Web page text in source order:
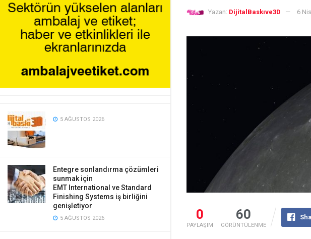
5 AĞUSTOS 2026
Entegre sonlandırma çözümleri
sunmak için
EMT International ve Standard
Finishing Systems iş birliğini
genişletiyor
5 AĞUSTOS 2026
Yazan: DijitalBaskıve3D 6
0
PAYLAŞIM
60
GÖRÜNTÜLENME